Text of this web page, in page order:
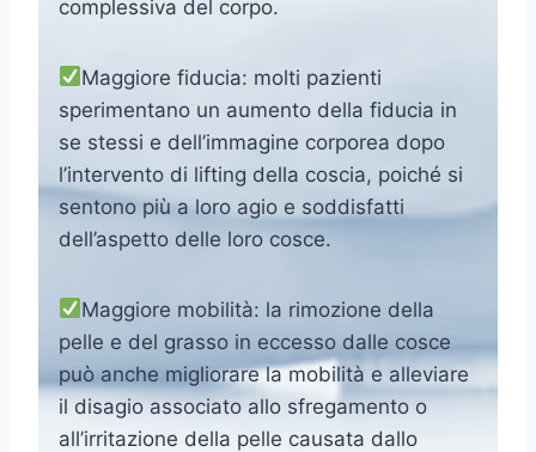
complessiva del corpo.
Maggiore fiducia: molti pazienti
sperimentano un aumento della fiducia in
se stessi e dell’immagine corporea dopo
l’intervento di lifting della coscia, poiché si
sentono più a loro agio e soddisfatti
dell’aspetto delle loro cosce.
Maggiore mobilità: la rimozione della
pelle e del grasso in eccesso dalle cosce
può anche migliorare la mobilità e alleviare
il disagio associato allo sfregamento o
all’irritazione della pelle causata dallo